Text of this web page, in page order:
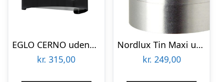
EGLO CERNO udendørs væglampe med sensor, sort
kr. 315,00
Nordlux Tin Maxi udendørs væglampe, aluminium
kr. 249,00